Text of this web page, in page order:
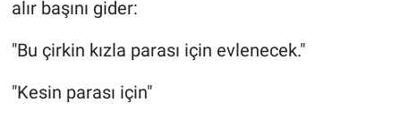
alır başını gider:
"Bu çirkin kızla parası için evlenecek."
"Kesin parası için"
Magazin
Bilim ve Teknoloji